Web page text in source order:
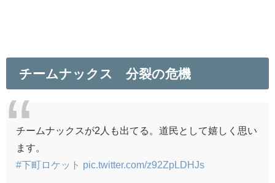
チームナックス 分裂の危機
チームナックスが2人も出てる。道民として嬉しく思い
ます。
#下町ロケット pic.twitter.com/z92ZpLDHJs